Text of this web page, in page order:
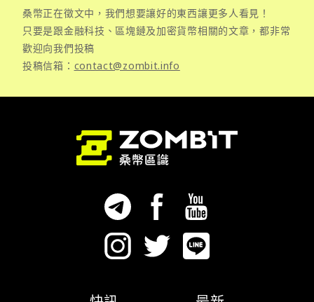
桑幣正在徵文中，我們想要讓好的東西讓更多人看見！
只要是跟金融科技、區塊鏈及加密貨幣相關的文章，都非常
歡迎向我們投稿
投稿信箱： contact@zombit.info